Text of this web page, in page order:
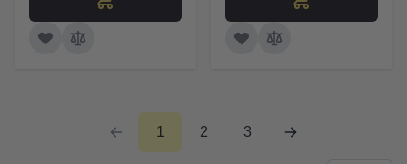
1 2 3